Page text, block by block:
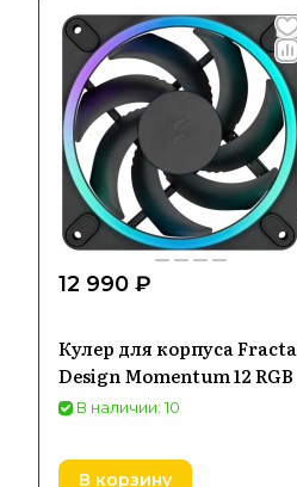
12 990 ₽
Кулер для корпуса
Design Momentum 12 RGB
В наличии: 10
В корзину